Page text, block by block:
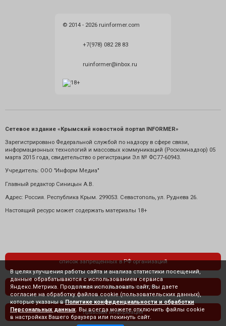
© 2014 - 2026 ruinformer.com
+7(978) 082 28 83
ruinformer@inbox.ru
Сетевое издание «Крымский новостной портал INFORMER»
Зарегистрировано Федеральной службой по надзору в сфере связи,
информационных технологий и массовых коммуникаций (Роскомнадзор) 05
марта 2015 года, свидетельство о регистрации Эл № ФС77-60943.
Учредитель: ООО "Информ Медиа"
Главный редактор Синицын А.В.
Адрес: Россия. Республика Крым. 299053. Севастополь, ул. Руднева 26.
Настоящий ресурс может содержать материалы 18+
список запрещенных в РФ организаций
политика конфиденциальности
правовая информация
В целях улучшения работы сайта и анализа статистики посещений,
данные обрабатываются с использованием сервиса
Яндекс.Метрика. Продолжая использовать сайт, Вы даете
согласие на обработку файлов cookie (пользовательских данных),
которые указаны в Политике конфиденциальности и обработки
Персональных данных . Вы всегда можете отключить файлы cookie
в настройках Вашего браузера или покинуть сайт.